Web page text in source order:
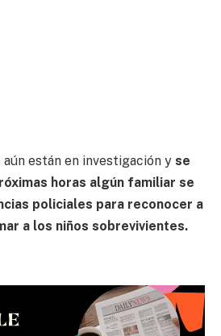
aún están en investigación y se
horas algún familiar se
policiales para reconocer a
a los niños sobrevivientes.